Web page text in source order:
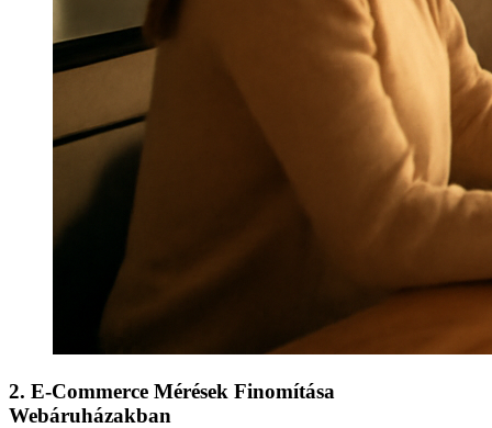
2. E-Commerce Mérések Finomítása
Webáruházakban